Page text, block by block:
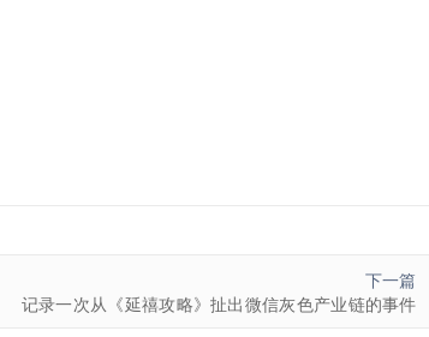
下一篇
记录一次从《延禧攻略》扯出微信灰色产业链的事件